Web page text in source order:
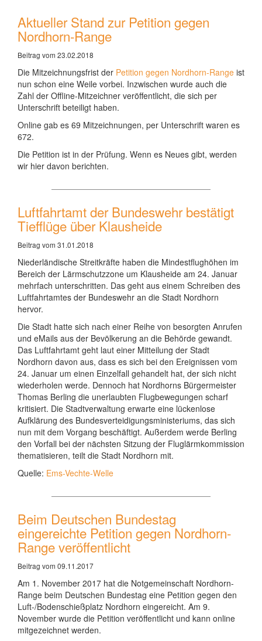
Aktueller Stand zur Petition gegen
Nordhorn-Range
Beitrag vom 23.02.2018
Die Mitzeichnungsfrist der Petition gegen Nordhorn-Range ist
nun schon eine Weile vorbei. Inzwischen wurde auch die
Zahl der Offline-Mitzeichner veröffentlicht, die sich per
Unterschrift beteiligt haben.
Online gab es 69 Mitzeichnungen, per Unterschrift waren es
672.
Die Petition ist in der Prüfung. Wenn es Neues gibt, werden
wir hier davon berichten.
Luftfahrtamt der Bundeswehr bestätigt
Tiefflüge über Klausheide
Beitrag vom 31.01.2018
Niederländische Streitkräfte haben die Mindestflughöhen im
Bereich der Lärmschutzzone um Klausheide am 24. Januar
mehrfach unterschritten. Das geht aus einem Schreiben des
Luftfahrtamtes der Bundeswehr an die Stadt Nordhorn
hervor.
Die Stadt hatte sich nach einer Reihe von besorgten Anrufen
und eMails aus der Bevölkerung an die Behörde gewandt.
Das Luftfahrtamt geht laut einer Mitteilung der Stadt
Nordhorn davon aus, dass es sich bei den Ereignissen vom
24. Januar um einen Einzelfall gehandelt hat, der sich nicht
wiederholen werde. Dennoch hat Nordhorns Bürgermeister
Thomas Berling die unerlaubten Flugbewegungen scharf
kritisiert. Die Stadtverwaltung erwarte eine lückenlose
Aufklärung des Bundesverteidigungsministeriums, das sich
nun mit dem Vorgang beschäftigt. Außerdem werde Berling
den Vorfall bei der nächsten Sitzung der Fluglärmkommission
thematisieren, teilt die Stadt Nordhorn mit.
Quelle: Ems-Vechte-Welle
Beim Deutschen Bundestag
eingereichte Petition gegen Nordhorn-
Range veröffentlicht
Beitrag vom 09.11.2017
Am 1. November 2017 hat die Notgemeinschaft Nordhorn-
Range beim Deutschen Bundestag eine Petition gegen den
Luft-/Bodenschießplatz Nordhorn eingereicht. Am 9.
November wurde die Petition veröffentlicht und kann online
mitgezeichnet werden.